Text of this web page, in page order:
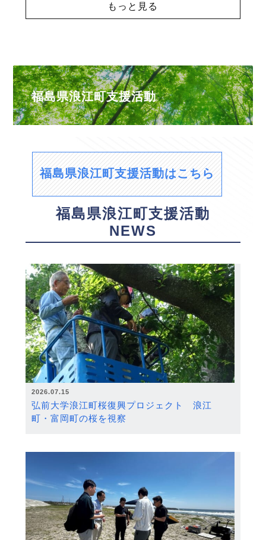
もっと見る
福島県浪江町支援活動
福島県浪江町支援活動はこちら
福島県浪江町支援活動
NEWS
2026.07.15
弘前大学浪江町桜復興プロジェクト 浪江
町・富岡町の桜を視察